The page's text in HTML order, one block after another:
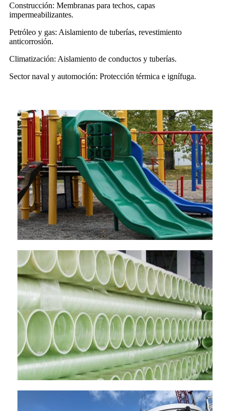
Construcción: Membranas para techos, capas
impermeabilizantes.
Petróleo y gas: Aislamiento de tuberías, revestimiento
anticorrosión.
Climatización: Aislamiento de conductos y tuberías.
Sector naval y automoción: Protección térmica e ignífuga.